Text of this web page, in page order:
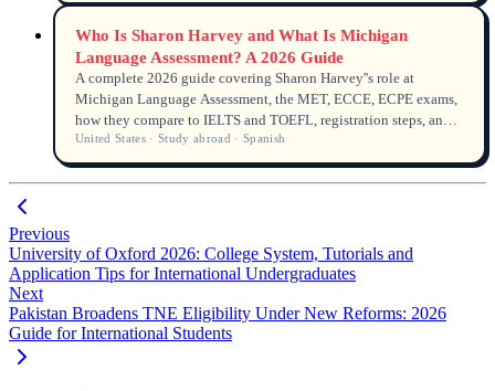
Who Is Sharon Harvey and What Is Michigan
Language Assessment? A 2026 Guide
A complete 2026 guide covering Sharon Harvey''s role at
Michigan Language Assessment, the MET, ECCE, ECPE exams,
how they compare to IELTS and TOEFL, registration steps, and
global recognition updates.
United States · Study abroad · Spanish
Previous
University of Oxford 2026: College System, Tutorials and
Application Tips for International Undergraduates
Next
Pakistan Broadens TNE Eligibility Under New Reforms: 2026
Guide for International Students